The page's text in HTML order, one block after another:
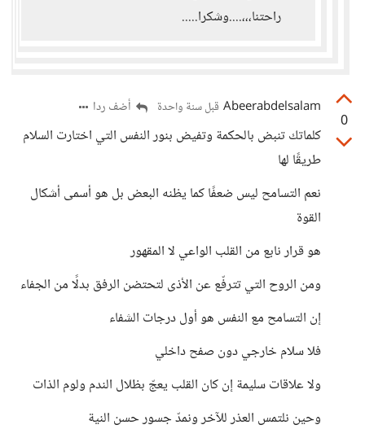
راحتنا،،،....وشكرا.....
0
Abeerabdelsalam قبل سنة واحدة أضف ردا
كلماتك تنبض بالحكمة وتفيض بنور النفس التي اختارت السلام
طريقًا لها
نعم التسامح ليس ضعفًا كما يظنه البعض بل هو أسمى أشكال
القوة
هو قرار نابع من القلب الواعي لا المقهور
ومن الروح التي تترفّع عن الأذى لتحتضن الرفق بدلًا من الجفاء
إن التسامح مع النفس هو أول درجات الشفاء
فلا سلام خارجي دون صفح داخلي
ولا علاقات سليمة إن كان القلب يعجّ بظلال الندم ولوم الذات
وحين نلتمس العذر للآخر ونمدّ جسور حسن النية